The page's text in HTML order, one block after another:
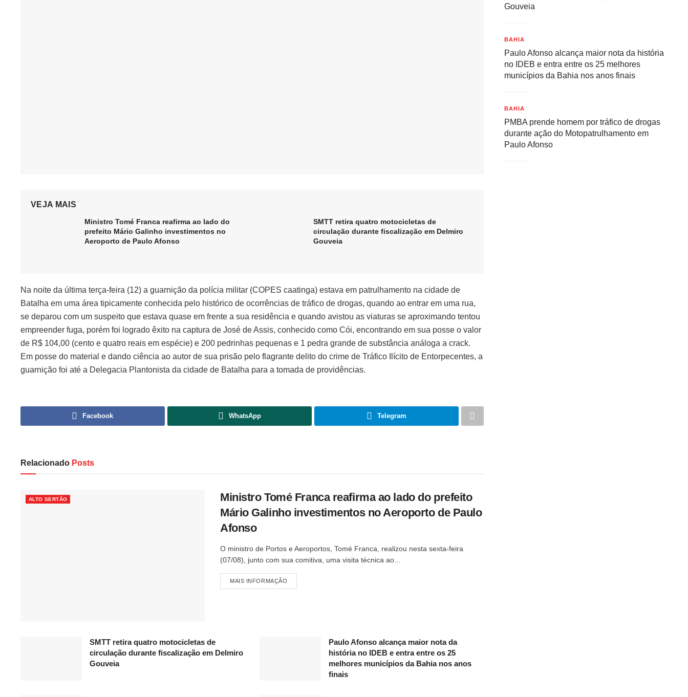
VEJA MAIS
Ministro Tomé Franca reafirma ao lado do
prefeito Mário Galinho investimentos no
Aeroporto de Paulo Afonso
SMTT retira quatro motocicletas de
circulação durante fiscalização em Delmiro
Gouveia
Na noite da última terça-feira (12) a guarnição da polícia militar (COPES caatinga) estava em patrulhamento na cidade de
Batalha em uma área tipicamente conhecida pelo histórico de ocorrências de tráfico de drogas, quando ao entrar em uma rua,
se deparou com um suspeito que estava quase em frente a sua residência e quando avistou as viaturas se aproximando tentou
empreender fuga, porém foi logrado êxito na captura de José de Assis, conhecido como Cói, encontrando em sua posse o valor
de R$ 104,00 (cento e quatro reais em espécie) e 200 pedrinhas pequenas e 1 pedra grande de substância análoga a crack.
Em posse do material e dando ciência ao autor de sua prisão pelo flagrante delito do crime de Tráfico Ilícito de Entorpecentes, a
guarnição foi até a Delegacia Plantonista da cidade de Batalha para a tomada de providências.
Facebook WhatsApp Telegram
Relacionado Posts
ALTO SERTÃO
Ministro Tomé Franca reafirma ao lado do prefeito
Mário Galinho investimentos no Aeroporto de Paulo
Afonso
O ministro de Portos e Aeroportos, Tomé Franca, realizou nesta sexta-feira
(07/08), junto com sua comitiva, uma visita técnica ao...
MAIS INFORMAÇÃO
SMTT retira quatro motocicletas de
circulação durante fiscalização em Delmiro
Gouveia
Paulo Afonso alcança maior nota da
história no IDEB e entra entre os 25
melhores municípios da Bahia nos anos
finais
Gouveia
BAHIA
Paulo Afonso alcança maior nota da história
no IDEB e entra entre os 25 melhores
municípios da Bahia nos anos finais
BAHIA
PMBA prende homem por tráfico de drogas
durante ação do Motopatrulhamento em
Paulo Afonso